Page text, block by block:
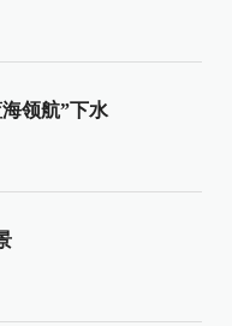
领航”下水